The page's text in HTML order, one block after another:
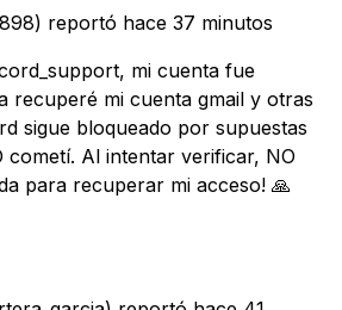
reportó hace 37 minutos
mi cuenta fue
recuperé mi cuenta gmail y otras
sigue bloqueado por supuestas
cometí. Al intentar verificar, NO
para recuperar mi acceso! 🙏